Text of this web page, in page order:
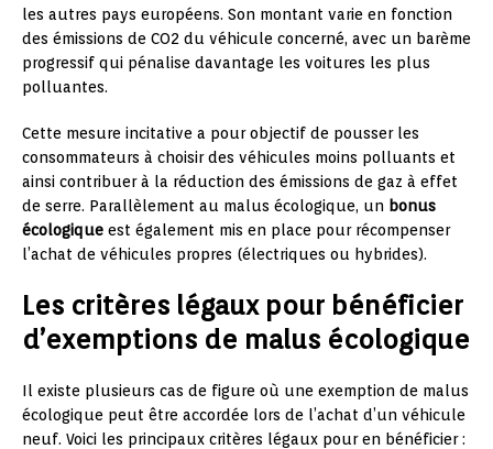
les autres pays européens. Son montant varie en fonction
des émissions de CO2 du véhicule concerné, avec un barème
progressif qui pénalise davantage les voitures les plus
polluantes.
Cette mesure incitative a pour objectif de pousser les
consommateurs à choisir des véhicules moins polluants et
ainsi contribuer à la réduction des émissions de gaz à effet
de serre. Parallèlement au malus écologique, un bonus
écologique est également mis en place pour récompenser
l’achat de véhicules propres (électriques ou hybrides).
Les critères légaux pour bénéficier
d’exemptions de malus écologique
Il existe plusieurs cas de figure où une exemption de malus
écologique peut être accordée lors de l’achat d’un véhicule
neuf. Voici les principaux critères légaux pour en bénéficier :